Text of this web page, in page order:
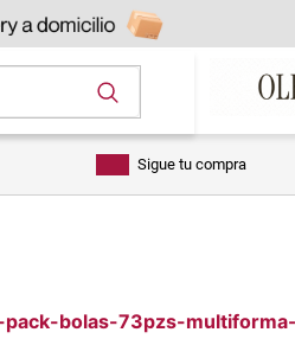
Sigue tu compra
pack-bolas-73pzs-